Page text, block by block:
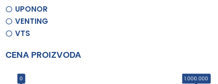
UPONOR
VENTING
VTS
CENA PROIZVODA
0 1.000.000